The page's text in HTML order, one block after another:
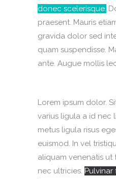
donec scelerisque.
praesent. Mauris
gravida dolor sed
quam suspendisse.
ante. Augue mollis
Lorem ipsum dolor.
varius ligula a id nec
metus ligula risus
euismod. In vel
aliquam venenatis ut
nec ultricies. Pulvinar